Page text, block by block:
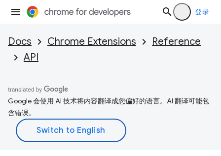
登录
Docs Chrome Extensions
Reference
API
Google 会使用 AI 技术将内容翻译成您偏好的语言。AI 翻译可能包
含错误。